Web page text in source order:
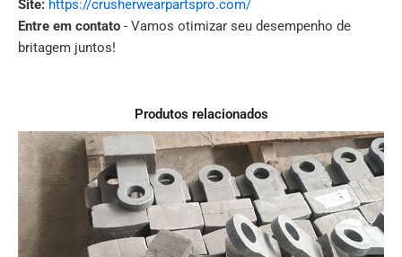
Site: https://crusherwearpartspro.com/
Entre em contato - Vamos otimizar seu desempenho de
britagem juntos!
Produtos relacionados